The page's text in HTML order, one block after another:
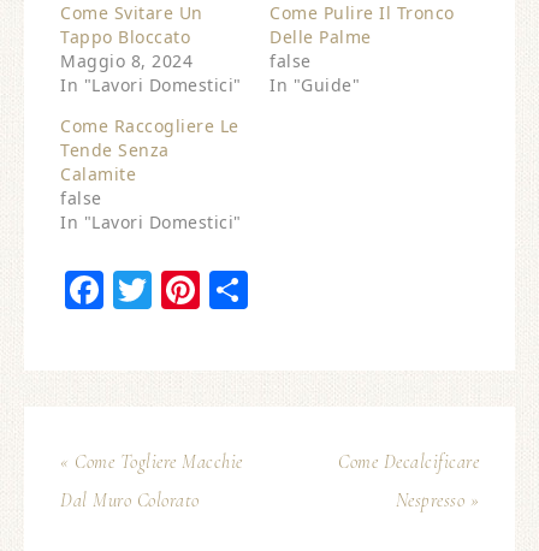
Come Svitare Un
Tappo Bloccato
Maggio 8, 2024
In "Lavori Domestici"
Come Pulire Il Tronco
Delle Palme
false
In "Guide"
Come Raccogliere Le
Tende Senza
Calamite
false
In "Lavori Domestici"
Facebook
Twitter
Pinterest
« Come Togliere Macchie
Dal Muro Colorato
Come Decalcificare
Nespresso »